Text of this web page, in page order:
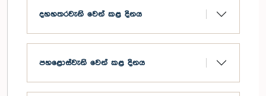
දහහතරවැනි වෙන් කළ දිනය
පහළොස්වැනි වෙන් කළ දිනය